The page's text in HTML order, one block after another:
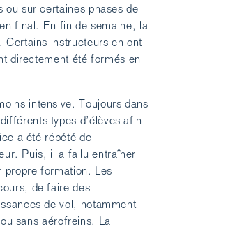
ou sur certaines phases de
final. En fin de semaine, la
Certains instructeurs en ont
directement été formés en
intensive. Toujours dans
types d’élèves afin
a été répété de
Puis, il a fallu entraîner
propre formation. Les
de faire des
de vol, notamment
sans aérofreins. La